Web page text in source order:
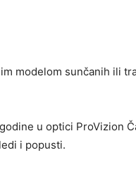
modelom sunčanih ili
u optici ProVizion
i popusti.